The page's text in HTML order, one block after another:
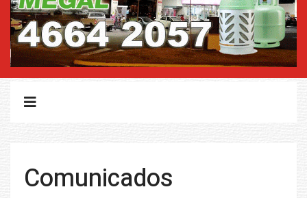
Comunicados